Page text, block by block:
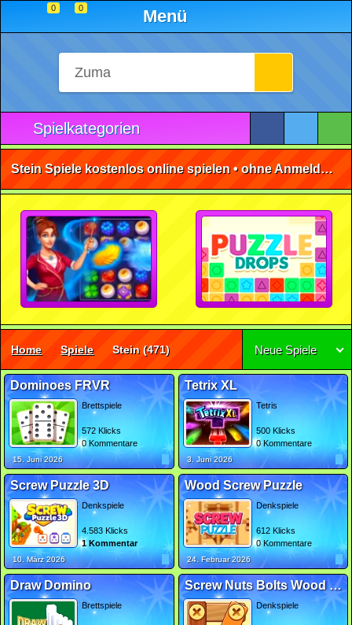
0 0 Menü
Spielkategorien
Stein Spiele kostenlos online spielen • ohne Anmeldung 🕹️
Home Spiele Stein (471) Neue Spiele
Dominoes FRVR
Brettspiele
572 Klicks
0 Kommentare
15. Juni 2026
Tetrix XL
Tetris
500 Klicks
0 Kommentare
3. Juni 2026
Screw Puzzle 3D
Denkspiele
4.583 Klicks
1 Kommentar
10. März 2026
Wood Screw Puzzle
Denkspiele
612 Klicks
0 Kommentare
24. Februar 2026
Draw Domino
Brettspiele
Screw Nuts Bolts Wood Solve
Denkspiele